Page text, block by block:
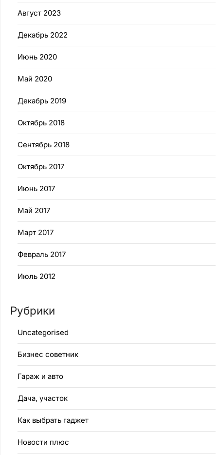
Август 2023
Декабрь 2022
Июнь 2020
Май 2020
Декабрь 2019
Октябрь 2018
Сентябрь 2018
Октябрь 2017
Июнь 2017
Май 2017
Март 2017
Февраль 2017
Июль 2012
Рубрики
Uncategorised
Бизнес советник
Гараж и авто
Дача, участок
Как выбрать гаджет
Новости плюс